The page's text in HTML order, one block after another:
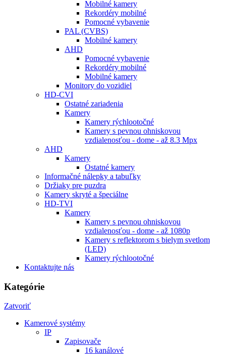
Mobilné kamery
Rekordéry mobilné
Pomocné vybavenie
PAL (CVBS)
Mobilné kamery
AHD
Pomocné vybavenie
Rekordéry mobilné
Mobilné kamery
Monitory do vozidiel
HD-CVI
Ostatné zariadenia
Kamery
Kamery rýchlootočné
Kamery s pevnou ohniskovou
vzdialenosťou - dome - až 8.3 Mpx
AHD
Kamery
Ostatné kamery
Informačné nálepky a tabuľky
Držiaky pre puzdra
Kamery skryté a špeciálne
HD-TVI
Kamery
Kamery s pevnou ohniskovou
vzdialenosťou - dome - až 1080p
Kamery s reflektorom s bielym svetlom
(LED)
Kamery rýchlootočné
Kontaktujte nás
Kategórie
Zatvoriť
Kamerové systémy
IP
Zapisovače
16 kanálové